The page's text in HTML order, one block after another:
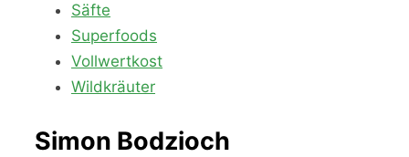
Säfte
Superfoods
Vollwertkost
Wildkräuter
Simon Bodzioch